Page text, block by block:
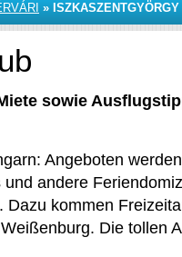
» ISZKASZENTGYÖRGY
sowie
Angeboten
andere
kommen
Die tollen